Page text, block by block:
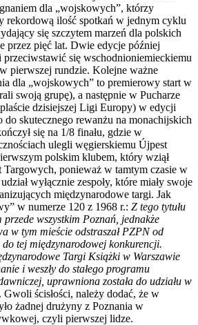
dla „wojskowych”, którzy
rekordową ilość spotkań w jednym cyklu
się szczytem marzeń dla polskich
przez pięć lat. Dwie edycje później
przeciwstawić się wschodnioniemieckiemu
pierwszej rundzie. Kolejne ważne
dla „wojskowych” to premierowy start w
swoją grupę), a następnie w Pucharze
dzisiejszej Ligi Europy) w edycji
do skutecznego rewanżu na monachijskich
się na 1/8 finału, gdzie w
ulegli węgierskiemu Újpest
polskim klubem, który wziął
Targowych, ponieważ w tamtym czasie w
wyłącznie zespoły, które miały swoje
międzynarodowe targi. Jak
w numerze 120 z 1968 r.: Z tego tytułu
przede wszystkim Poznań, jednakże
w tym mieście odstraszał PZPN od
do tej międzynarodowej konkurencji.
Targi Książki w Warszawie
i weszły do stałego programu
uprawniona została do udziału w
. Gwoli ścisłości, należy dodać, że w
żadnej drużyny z Poznania w
czyli pierwszej lidze.